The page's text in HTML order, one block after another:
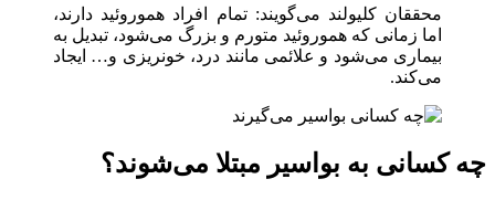
محققان کلیولند می‌گویند: تمام افراد هموروئید دارند،
اما زمانی که هموروئید متورم و بزرگ می‌شود، تبدیل به
بیماری می‌شود و علائمی مانند درد، خونریزی و… ایجاد
می‌کند.
چه کسانی به بواسیر مبتلا می‌شوند؟